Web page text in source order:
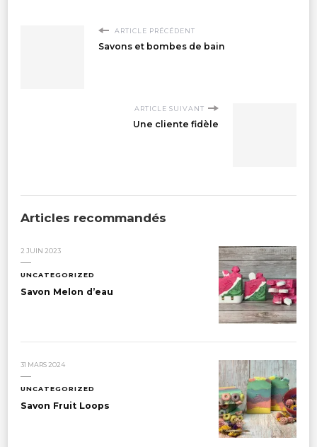
ARTICLE PRÉCÉDENT
Savons et bombes de bain
ARTICLE SUIVANT
Une cliente fidèle
Articles recommandés
2 JUIN 2023
UNCATEGORIZED
Savon Melon d’eau
31 MARS 2024
UNCATEGORIZED
Savon Fruit Loops